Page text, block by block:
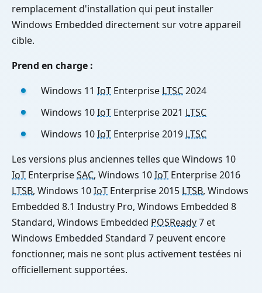
remplacement d'installation qui peut installer
Windows Embedded directement sur votre appareil
cible.
Prend en charge :
Windows 11 IoT Enterprise LTSC2024
Windows 10IoT Enterprise 2021 LTSC
Windows 10IoT Enterprise 2019 LTSC
Les versions plus anciennes telles que Windows 10
IoT EnterpriseSAC, Windows 10IoT Enterprise 2016
LTSB, Windows 10IoT Enterprise 2015 LTSB, Windows
Embedded 8.1 Industry Pro, Windows Embedded 8
Standard, Windows Embedded POSReady7 et
Windows Embedded Standard 7 peuvent encore
fonctionner, mais ne sont plus activement testées ni
officiellement supportées.